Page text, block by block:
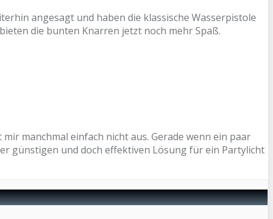
angesagt und haben die klassische Wasserpistole
die bunten Knarren jetzt noch mehr Spaß.
manchmal einfach nicht aus. Gerade wenn ein paar
günstigen und doch effektiven Lösung für ein Partylicht